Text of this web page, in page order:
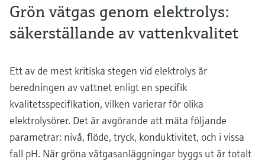
Grön vätgas genom elektrolys:
säkerställande av vattenkvalitet
Ett av de mest kritiska stegen vid elektrolys är
beredningen av vattnet enligt en specifik
kvalitetsspecifikation, vilken varierar för olika
elektrolysörer. Det är avgörande att mäta följande
parametrar: nivå, flöde, tryck, konduktivitet, och i vissa
fall pH. När gröna vätgasanläggningar byggs ut är totalt